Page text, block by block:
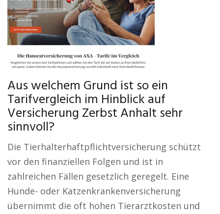
Aus welchem Grund ist so ein
Tarifvergleich im Hinblick auf
Versicherung Zerbst Anhalt sehr
sinnvoll?
Die Tierhalterhaftpflichtversicherung schützt
vor den finanziellen Folgen und ist in
zahlreichen Fällen gesetzlich geregelt. Eine
Hunde- oder Katzenkrankenversicherung
übernimmt die oft hohen Tierarztkosten und